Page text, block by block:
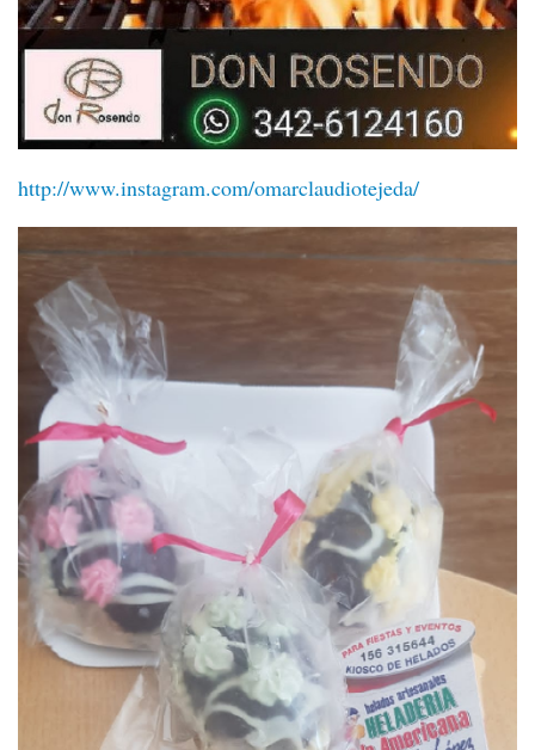
http://www.instagram.com/omarclaudiotejeda/